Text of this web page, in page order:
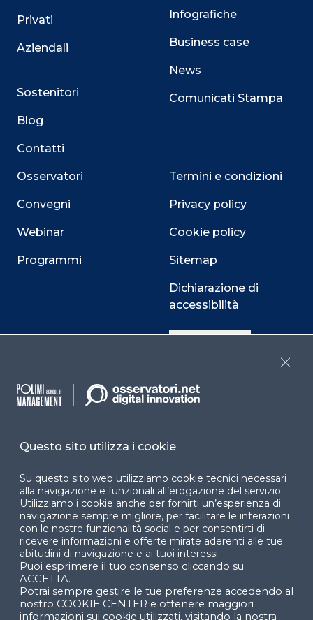
Privati
Aziendali
Sostenitori
Blog
Contatti
Osservatori
Convegni
Webinar
Programmi
Infografiche
Business case
News
Comunicati Stampa
Termini e condizioni
Privacy policy
Cookie policy
Sitemap
Dichiarazione di
accessibilità
Cookie Center
Facebook LinkedIn
© 2024 Copyright © Politecnico di Milano Dipartimento
di Ingegneria Gestionale
Questo sito utilizza i cookie
Su questo sito web utilizziamo cookie tecnici necessari
alla navigazione e funzionali all’erogazione del servizio.
Utilizziamo i cookie anche per fornirti un’esperienza di
navigazione sempre migliore, per facilitare le interazioni
con le nostre funzionalità social e per consentirti di
ricevere informazioni e offerte mirate aderenti alle tue
abitudini di navigazione e ai tuoi interessi.
Puoi esprimere il tuo consenso cliccando su
ACCETTA.
Potrai sempre gestire le tue preferenze accedendo al
nostro COOKIE CENTER e ottenere maggiori
informazioni sui cookie utilizzati, visitando la nostra